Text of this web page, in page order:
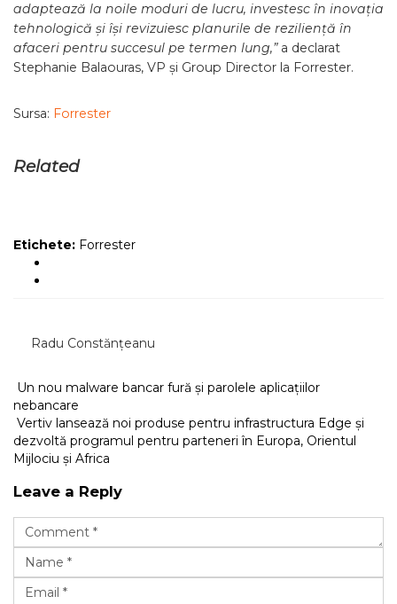
adaptează la noile moduri de lucru, investesc în inovația
tehnologică și își revizuiesc planurile de reziliență în
afaceri pentru succesul pe termen lung,”a declarat
Stephanie Balaouras, VP și Group Director la Forrester.
Sursa: Forrester
Related
Etichete: Forrester
Radu Constănțeanu
Un nou malware bancar fură și parolele aplicațiilor
nebancare
Vertiv lansează noi produse pentru infrastructura Edge și
dezvoltă programul pentru parteneri în Europa, Orientul
Mijlociu și Africa
Leave a Reply